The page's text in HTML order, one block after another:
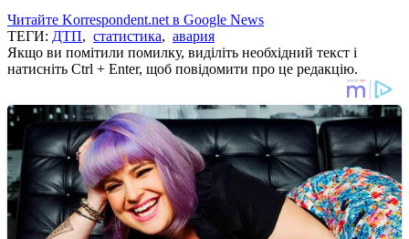
Читайте Korrespondent.net в Google News
ТЕГИ: ДТП, статистика, авария
Якщо ви помітили помилку, виділіть необхідний текст і
натисніть Ctrl + Enter, щоб повідомити про це редакцію.